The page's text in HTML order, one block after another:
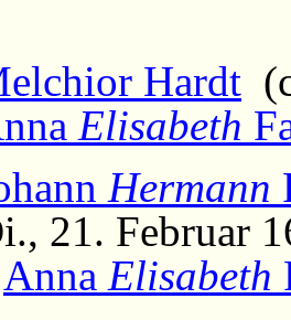
Hardt
Elisabeth
Hermann
21. Februar
Anna Elisabeth